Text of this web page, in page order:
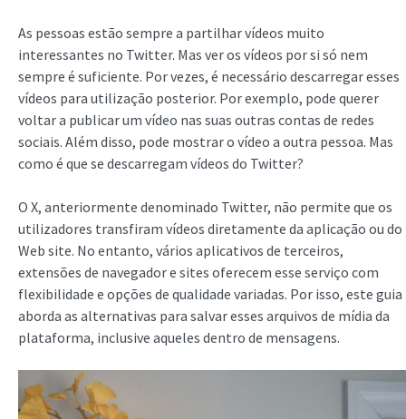
As pessoas estão sempre a partilhar vídeos muito
interessantes no Twitter. Mas ver os vídeos por si só nem
sempre é suficiente. Por vezes, é necessário descarregar esses
vídeos para utilização posterior. Por exemplo, pode querer
voltar a publicar um vídeo nas suas outras contas de redes
sociais. Além disso, pode mostrar o vídeo a outra pessoa. Mas
como é que se descarregam vídeos do Twitter?
O X, anteriormente denominado Twitter, não permite que os
utilizadores transfiram vídeos diretamente da aplicação ou do
Web site. No entanto, vários aplicativos de terceiros,
extensões de navegador e sites oferecem esse serviço com
flexibilidade e opções de qualidade variadas. Por isso, este guia
aborda as alternativas para salvar esses arquivos de mídia da
plataforma, inclusive aqueles dentro de mensagens.